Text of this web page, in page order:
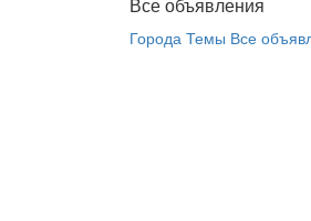
Все объявления
Города Темы Все